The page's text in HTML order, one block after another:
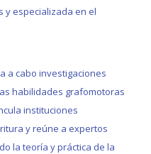
y especializada en el
a cabo investigaciones
habilidades grafomotoras
instituciones
y reúne a expertos
la teoría y práctica de la